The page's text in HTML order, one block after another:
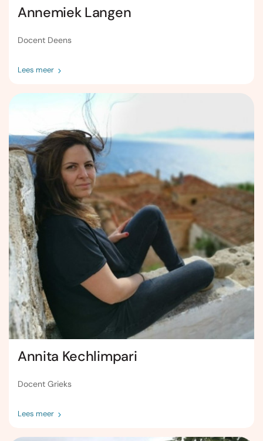
Annemiek Langen
Docent Deens
Lees meer
Annita Kechlimpari
Docent Grieks
Lees meer